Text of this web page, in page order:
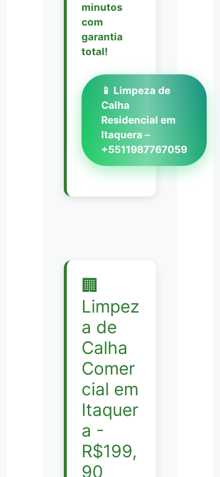
minutos
com
garantia
total!
📱 Limpeza de
Calha
Residencial em
Itaquera –
+5511987767059
🏢
Limpez
a de
Calha
Comer
cial em
Itaquer
a -
R$199,
90